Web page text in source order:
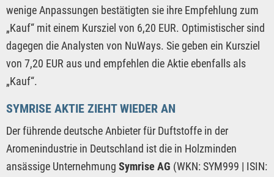
wenige Anpassungen bestätigten sie ihre Empfehlung zum
„Kauf“ mit einem Kursziel von 6,20 EUR. Optimistischer sind
dagegen die Analysten von NuWays. Sie geben ein Kursziel
von 7,20 EUR aus und empfehlen die Aktie ebenfalls als
„Kauf“.
SYMRISE AKTIE ZIEHT WIEDER AN
Der führende deutsche Anbieter für Duftstoffe in der
Aromenindustrie in Deutschland ist die in Holzminden
ansässige Unternehmung Symrise AG (WKN: SYM999 | ISIN: